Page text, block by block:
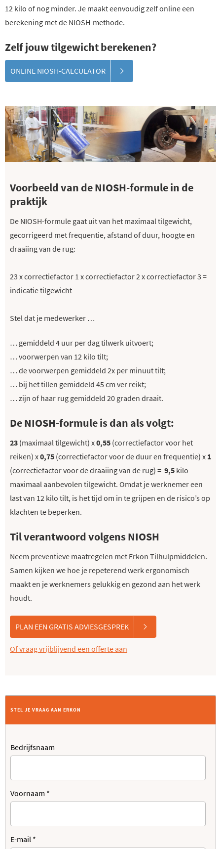
12 kilo of nog minder. Je maakt eenvoudig zelf online een
berekening met de NIOSH-methode.
Zelf jouw tilgewicht berekenen?
ONLINE NIOSH-CALCULATOR
Voorbeeld van de NIOSH-formule in de
praktijk
De NIOSH-formule gaat uit van het maximaal tilgewicht,
gecorrigeerd met frequentie, afstand of duur, hoogte en
draaiing van de rug:
23 x correctiefactor 1 x correctiefactor 2 x correctiefactor 3 =
indicatie tilgewicht
Stel dat je medewerker …
… gemiddeld 4 uur per dag tilwerk uitvoert;
… voorwerpen van 12 kilo tilt;
… de voorwerpen gemiddeld 2x per minuut tilt;
… bij het tillen gemiddeld 45 cm ver reikt;
… zijn of haar rug gemiddeld 20 graden draait.
De NIOSH-formule is dan als volgt:
23 (maximaal tilgewicht) x0,55 (correctiefactor voor het
reiken) x0,75 (correctiefactor voor de duur en frequentie) x 1
(correctiefactor voor de draaiing van de rug) = 9,5 kilo
maximaal aanbevolen tilgewicht. Omdat je werknemer een
last van 12 kilo tilt, is het tijd om in te grijpen en de risico’s op
klachten te beperken.
Til verantwoord volgens NIOSH
Neem preventieve maatregelen met Erkon Tilhulpmiddelen.
Samen kijken we hoe je repeterend werk ergonomisch
maakt en je werknemers gelukkig en gezond aan het werk
houdt.
PLAN EEN GRATIS ADVIESGESPREK
Of vraag vrijblijvend een offerte aan
STEL JE VRAAG AAN ERKON
Bedrijfsnaam
Voornaam *
E-mail *